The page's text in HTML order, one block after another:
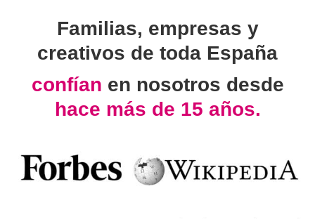
Familias, empresas y
creativos de toda España
confían en nosotros desde
hace más de 15 años.